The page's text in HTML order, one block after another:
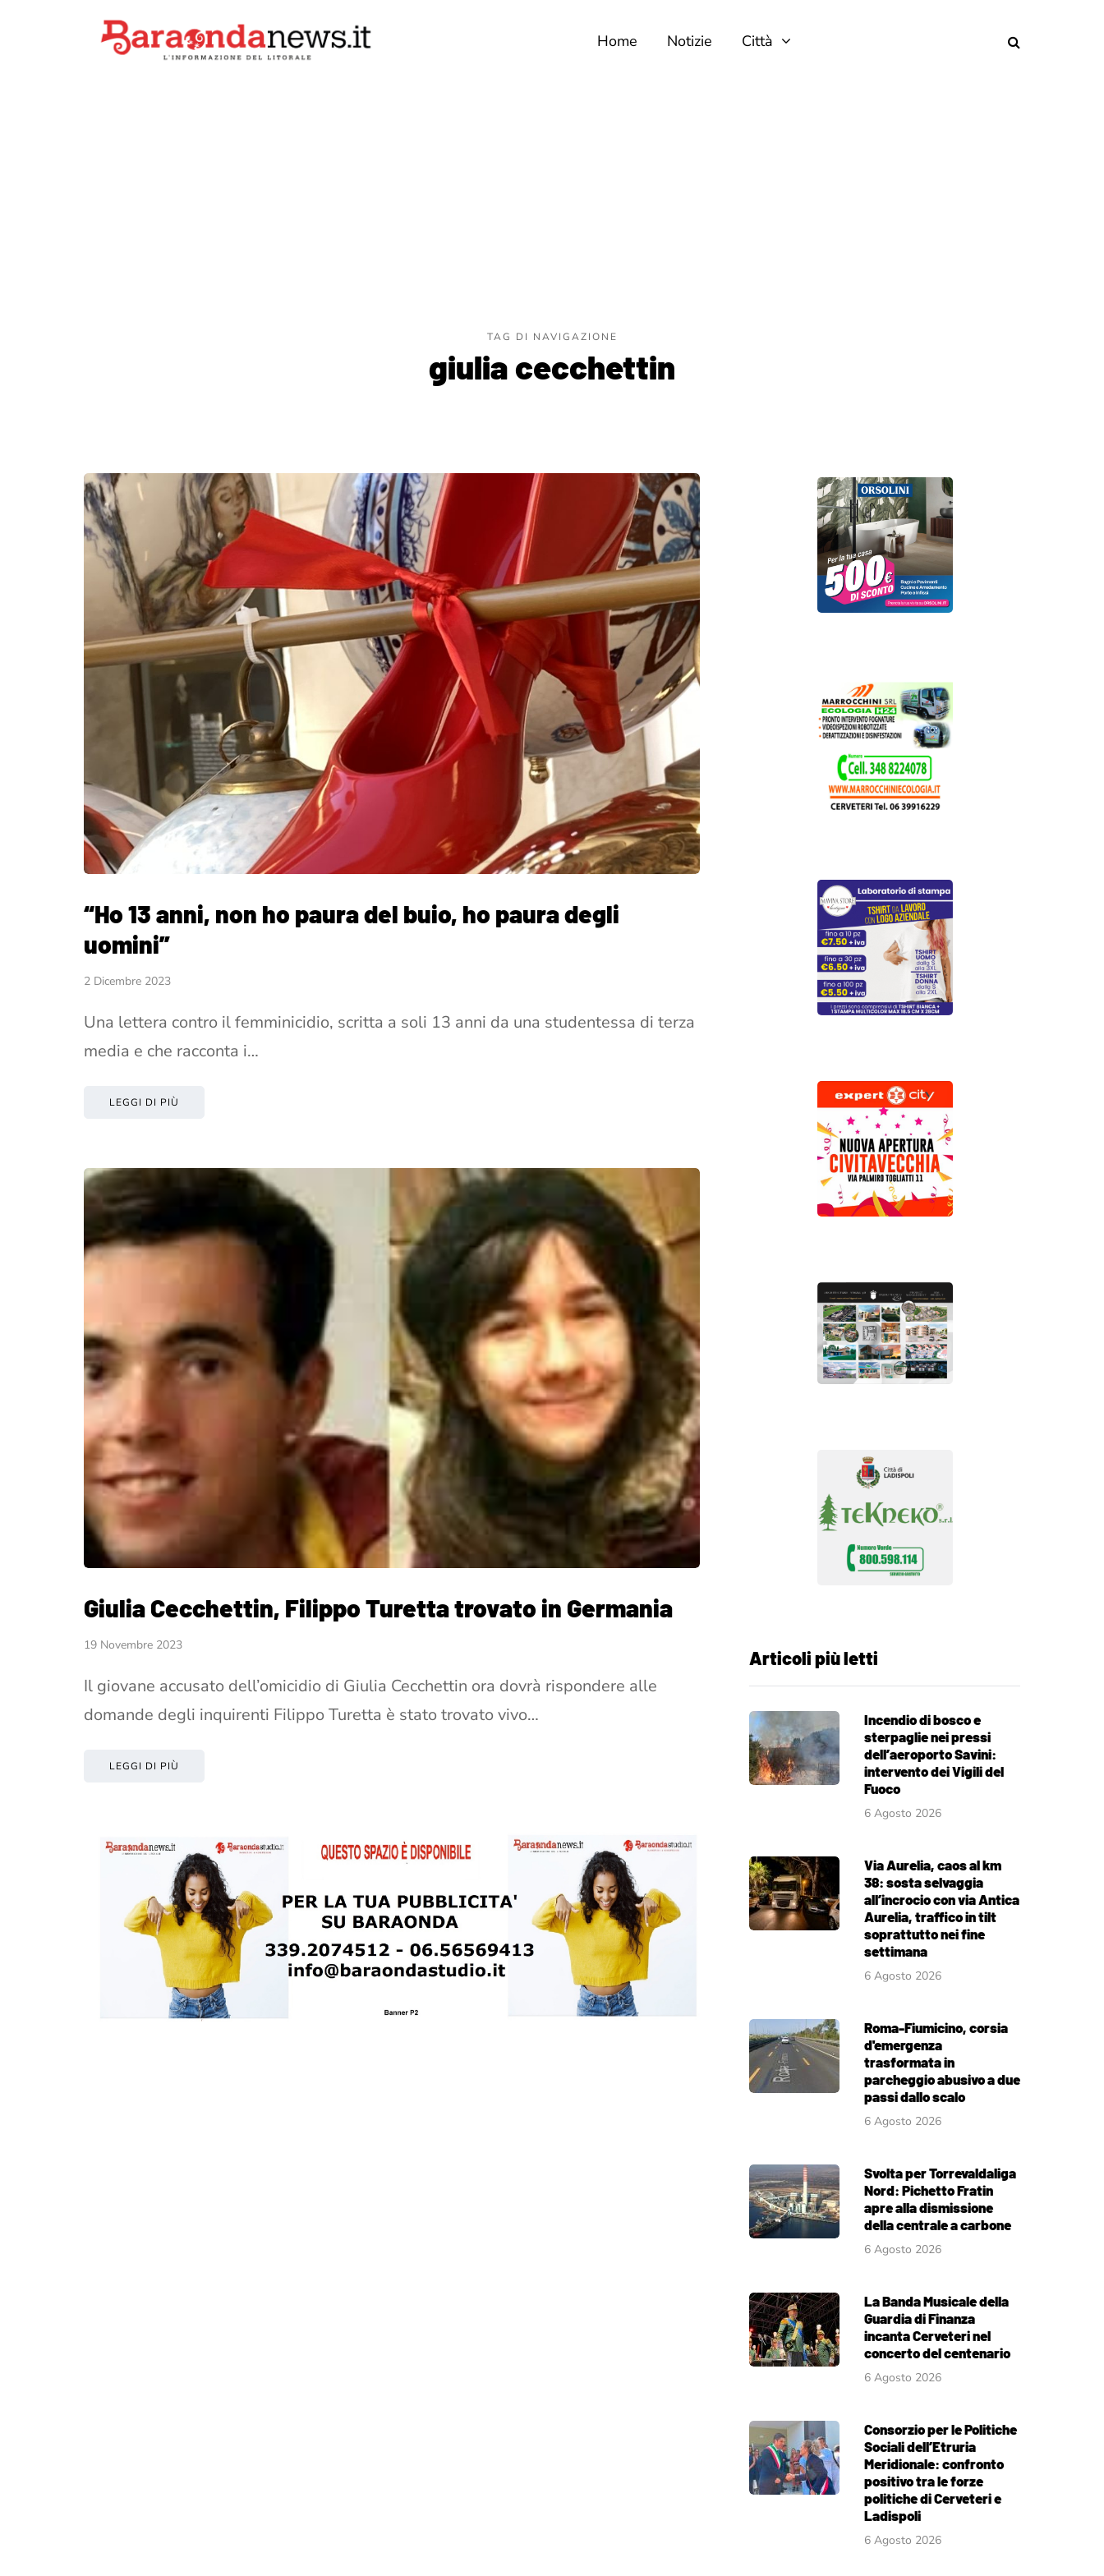
Home Notizie Città
TAG DI NAVIGAZIONE
giulia cecchettin
“Ho 13 anni, non ho paura del buio, ho paura degli
uomini”
2 Dicembre 2023
Una lettera contro il femminicidio, scritta a soli 13 anni da una studentessa di terza
media e che racconta i…
LEGGI DI PIÙ
Giulia Cecchettin, Filippo Turetta trovato in Germania
19 Novembre 2023
Il giovane accusato dell’omicidio di Giulia Cecchettin ora dovrà rispondere alle
domande degli inquirenti Filippo Turetta è stato trovato vivo…
LEGGI DI PIÙ
Articoli più letti
Incendio di bosco e
sterpaglie nei pressi
dell’aeroporto Savini:
intervento dei Vigili del
Fuoco
6 Agosto 2026
Via Aurelia, caos al km
38: sosta selvaggia
all’incrocio con via Antica
Aurelia, traffico in tilt
soprattutto nei fine
settimana
6 Agosto 2026
Roma-Fiumicino, corsia
d'emergenza
trasformata in
parcheggio abusivo a due
passi dallo scalo
6 Agosto 2026
Svolta per Torrevaldaliga
Nord: Pichetto Fratin
apre alla dismissione
della centrale a carbone
6 Agosto 2026
La Banda Musicale della
Guardia di Finanza
incanta Cerveteri nel
concerto del centenario
6 Agosto 2026
Consorzio per le Politiche
Sociali dell’Etruria
Meridionale: confronto
positivo tra le forze
politiche di Cerveteri e
Ladispoli
6 Agosto 2026